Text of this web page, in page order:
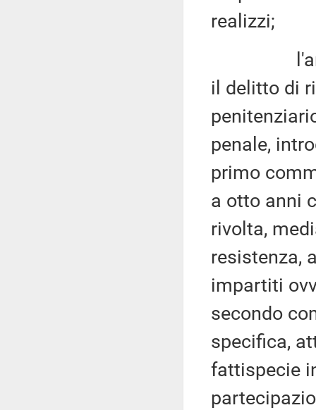
realizzi;
il delitto di
penale,
primo
a otto anni
rivolta,
resistenza,
impartiti
secondo
specifica,
fattispecie